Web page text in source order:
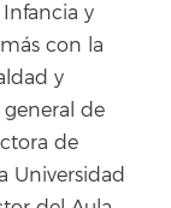
y
con la
y
general de
de
Universidad